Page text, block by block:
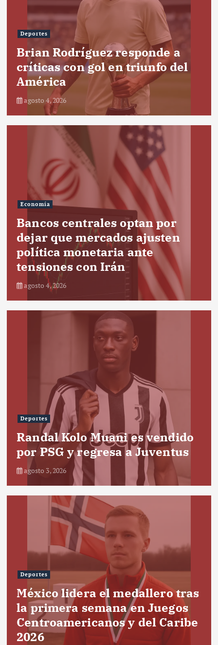
Deportes
Brian Rodríguez responde a
críticas con gol en triunfo del
América
agosto 4, 2026
Economía
Bancos centrales optan por
dejar que mercados ajusten
política monetaria ante
tensiones con Irán
agosto 4, 2026
Deportes
Randal Kolo Muani es vendido
por PSG y regresa a Juventus
agosto 3, 2026
Deportes
México lidera el medallero tras
la primera semana en Juegos
Centroamericanos y del Caribe
2026